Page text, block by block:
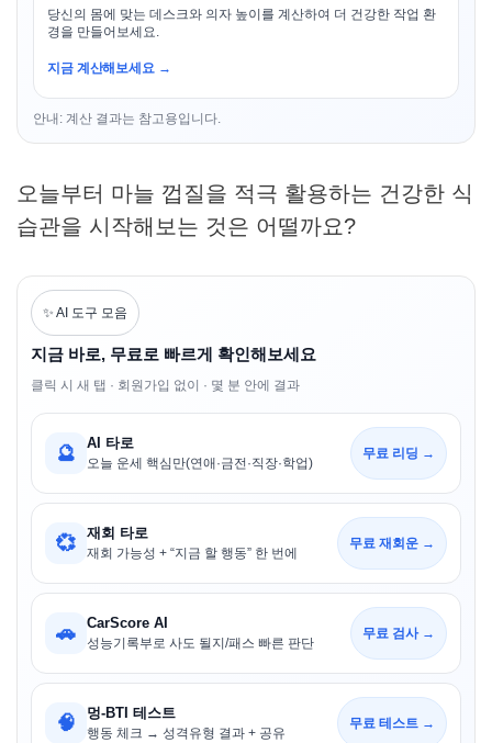
당신의 몸에 맞는 데스크와 의자 높이를 계산하여 더 건강한 작업 환
경을 만들어보세요.
지금 계산해보세요 →
안내: 계산 결과는 참고용입니다.
오늘부터 마늘 껍질을 적극 활용하는 건강한 식
습관을 시작해보는 것은 어떨까요?
✨ AI 도구 모음
지금 바로, 무료로 빠르게 확인해보세요
클릭 시 새 탭 · 회원가입 없이 · 몇 분 안에 결과
🔮 AI 타로
오늘 운세 핵심만(연애·금전·직장·학업)
무료 리딩 →
💞 재회 타로
재회 가능성 + “지금 할 행동” 한 번에
무료 재회운 →
🚗 CarScore AI
성능기록부로 사도 될지/패스 빠른 판단
무료 검사 →
🧠 멍-BTI 테스트
행동 체크 → 성격유형 결과 + 공유
무료 테스트 →